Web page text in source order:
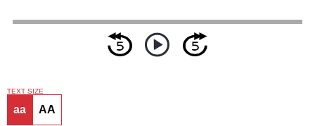
TEXT SIZE
aa AA